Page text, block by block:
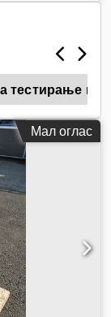
тестирање на
Мал оглас